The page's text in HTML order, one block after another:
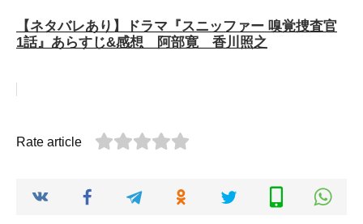
【ネタバレあり】ドラマ『スニッファー 嗅覚捜査官
1話』あらすじ&感想 阿部寛 香川照之
Rate article